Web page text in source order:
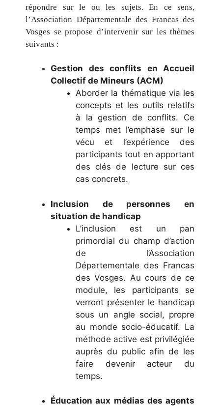
répondre sur le ou les sujets. En ce sens,
l’Association Départementale des Francas des
Vosges se propose d’intervenir sur les thèmes
suivants :
Gestion des conflits en Accueil
Collectif de Mineurs (ACM)
Aborder la thématique via les
concepts et les outils relatifs
à la gestion de conflits. Ce
temps met l’emphase sur le
vécu et l’expérience des
participants tout en apportant
des clés de lecture sur ces
cas concrets.
Inclusion de personnes en
situation de handicap
L’inclusion est un pan
primordial du champ d’action
de l’Association
Départementale des Francas
des Vosges. Au cours de ce
module, les participants se
verront présenter le handicap
sous un angle social, propre
au monde socio-éducatif. La
méthode active est privilégiée
auprès du public afin de les
faire devenir acteur du
temps.
Éducation aux médias des agents